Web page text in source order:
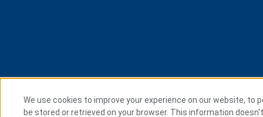
We use cookies to improve your experience on our website,
be stored or retrieved on your browser. This information